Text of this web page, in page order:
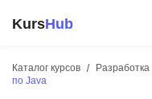
KursHub
Каталог курсов Разработка
по Java